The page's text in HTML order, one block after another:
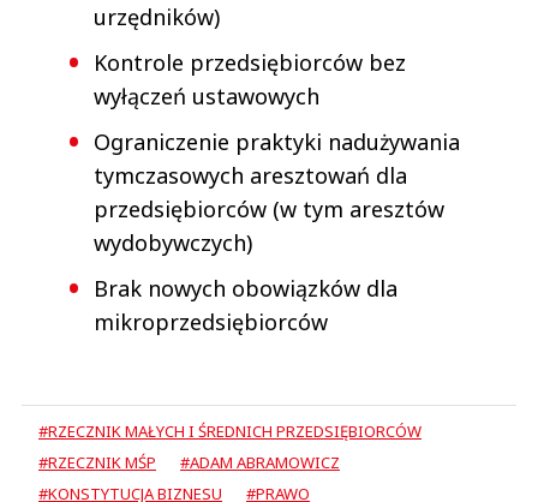
urzędników)
Kontrole przedsiębiorców bez
wyłączeń ustawowych
Ograniczenie praktyki nadużywania
tymczasowych aresztowań dla
przedsiębiorców (w tym aresztów
wydobywczych)
Brak nowych obowiązków dla
mikroprzedsiębiorców
#RZECZNIK MAŁYCH I ŚREDNICH PRZEDSIĘBIORCÓW
#RZECZNIK MŚP
#ADAM ABRAMOWICZ
#KONSTYTUCJA BIZNESU
#PRAWO